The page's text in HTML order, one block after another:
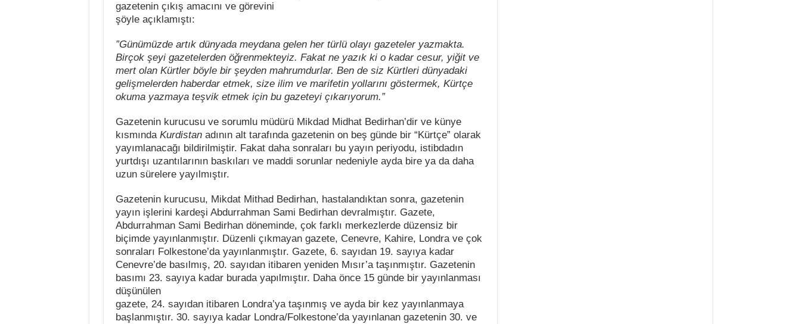
gazetenin çıkış amacını ve görevini
şöyle açıklamıştı:
”Günümüzde artık dünyada meydana gelen her türlü olayı gazeteler yazmakta.
Birçok şeyi gazetelerden öğrenmekteyiz. Fakat ne yazık ki o kadar cesur, yiğit ve
mert olan Kürtler böyle bir şeyden mahrumdurlar. Ben de siz Kürtleri dünyadaki
gelişmelerden haberdar etmek, size ilim ve marifetin yollarını göstermek, Kürtçe
okuma yazmaya teşvik etmek için bu gazeteyi çıkarıyorum.”
Gazetenin kurucusu ve sorumlu müdürü Mikdad Midhat Bedirhan’dir ve künye
kısmında Kurdistanadının alt tarafında gazetenin on beş günde bir “Kürtçe” olarak
yayımlanacağı bildirilmiştir. Fakat daha sonraları bu yayın periyodu, istibdadın
yurtdışı uzantılarının baskıları ve maddi sorunlar nedeniyle ayda bire ya da daha
uzun sürelere yayılmıştır.
Gazetenin kurucusu, Mikdat Mithad Bedirhan, hastalandıktan sonra, gazetenin
yayın işlerini kardeşi Abdurrahman Sami Bedirhan devralmıştır. Gazete,
Abdurrahman Sami Bedirhan döneminde, çok farklı merkezlerde düzensiz bir
biçimde yayınlanmıştır. Düzenli çıkmayan gazete, Cenevre, Kahire, Londra ve çok
sonraları Folkestone’da yayınlanmıştır. Gazete, 6. sayıdan 19. sayıya kadar
Cenevre’de basılmış, 20. sayıdan itibaren yeniden Mısır’a taşınmıştır. Gazetenin
basımı 23. sayıya kadar burada yapılmıştır. Daha önce 15 günde bir yayınlanması
düşünülen
gazete, 24. sayıdan itibaren Londra’ya taşınmış ve ayda bir kez yayınlanmaya
başlanmıştır. 30. sayıya kadar Londra/Folkestone’da yayınlanan gazetenin 30. ve